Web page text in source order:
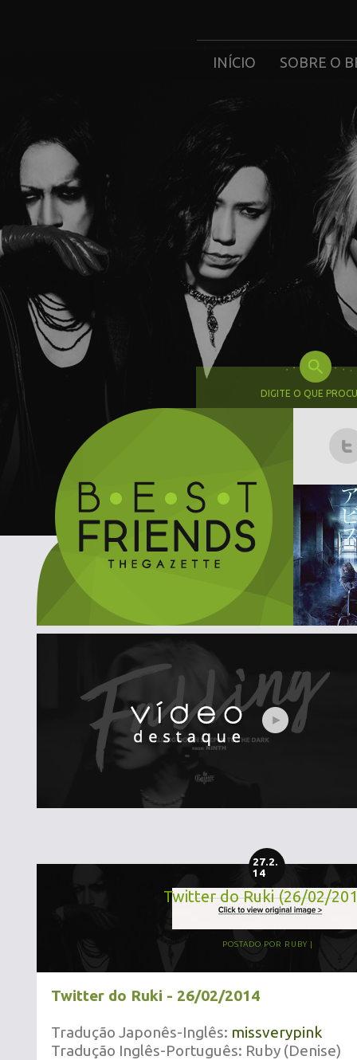
INÍCIO SOBRE O
DIGITE O QUE
27.2.
14
Twitter do Ruki (26/02/
POSTADO POR RUBY
Twitter do Ruki - 26/02/2014
Tradução Japonês-Inglês: missverypink
Tradução Inglês-Português: Ruby (Denise)